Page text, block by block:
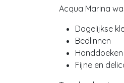
Acqua Marina
Dagelijkse
Bedlinnen
Handdoeken
Fijne en